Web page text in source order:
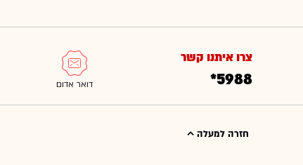
צרו איתנו קשר
*5988
חזרה למעלה